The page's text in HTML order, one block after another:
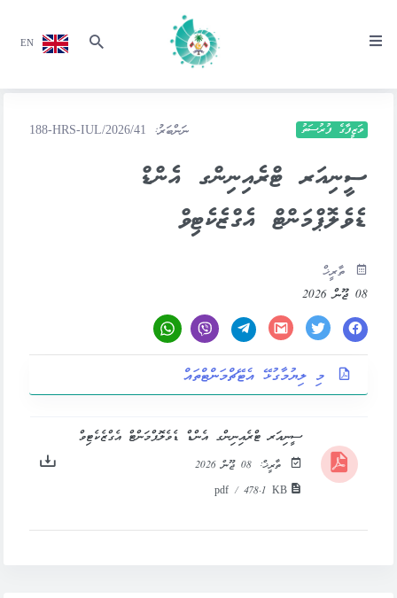
EN
ވަޒީފާގެ ފުރުސަތު ނަންބަރު: 188-HRS-IUL/2026/41
ސީނިއަރ ޓްރެއިނިންގ އެންޑް
ޑެވެލޮޕްމަންޓް އެގްޒެކެޓިވް
ތާރީޚް
08 ޖޫން 2026
މި ލިޔުމާގުޅޭ އެޓޭޗްމަންޓްތައް
ސީނިއަރ ޓްރެއިނިންގ އެންޑް ޑެވެލޮޕްމަންޓް އެގްޒެކެޓިވް
ތާރީޚް:
08 ޖޫން 2026
pdf / 478.1 KB